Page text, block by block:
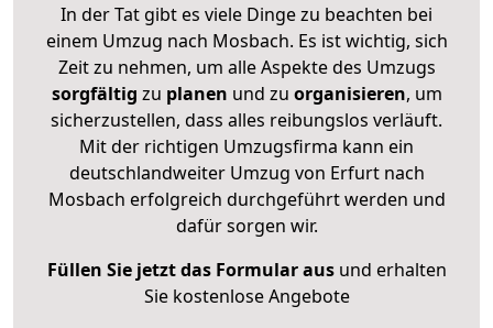
In der Tat gibt es viele Dinge zu beachten bei
einem Umzug nach Mosbach. Es ist wichtig, sich
Zeit zu nehmen, um alle Aspekte des Umzugs
sorgfältig zu planen und zu organisieren, um
sicherzustellen, dass alles reibungslos verläuft.
Mit der richtigen Umzugsfirma kann ein
deutschlandweiter Umzug von Erfurt nach
Mosbach erfolgreich durchgeführt werden und
dafür sorgen wir.
Füllen Sie jetzt das Formular ausund erhalten
Sie kostenlose Angebote